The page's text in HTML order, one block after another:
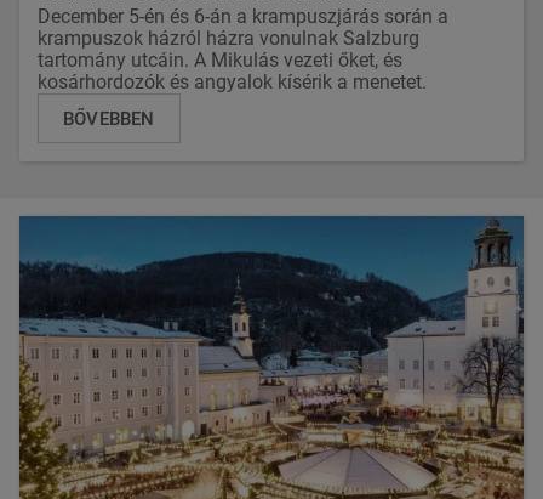
December 5-én és 6-án a krampuszjárás során a
krampuszok házról házra vonulnak Salzburg
tartomány utcáin. A Mikulás vezeti őket, és
kosárhordozók és angyalok kísérik a menetet.
BŐVEBBEN